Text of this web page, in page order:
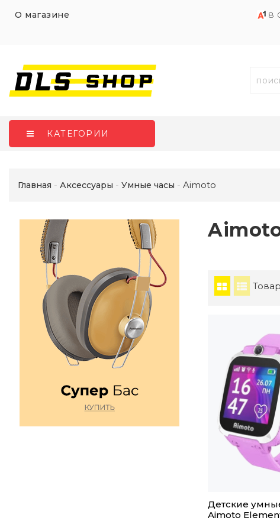
О магазине 8
КАТЕГОРИИ
Главная Аксессуары Умные часы Aimoto
Детские
Aimoto